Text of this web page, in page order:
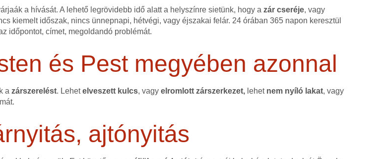
a hívását. A lehető legrövidebb idő alatt a helyszínre sietünk, hogy azár cseréje, vagy
kiemelt időszak, nincs ünnepnapi, hétvégi, vagy éjszakai felár. 24 órában 365 napon keresztül
időpontot, címet, megoldandó problémát.
és Pest megyében azonnal
azárszerelést. Lehetelveszett kulcs, vagy elromlott zárszerkezet, lehet nem nyíló lakat, vagy
ajtónyitás